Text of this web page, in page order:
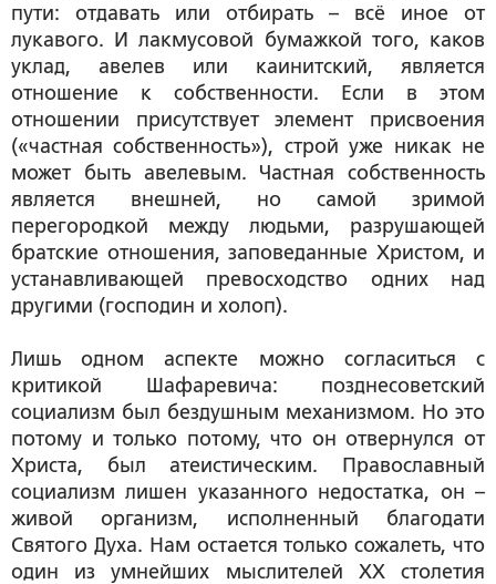
пути: отдавать или отбирать – всё иное от
лукавого. И лакмусовой бумажкой того, каков
уклад, авелев или каинитский, является
отношение к собственности. Если в этом
отношении присутствует элемент присвоения
(«частная собственность»), строй уже никак не
может быть авелевым. Частная собственность
является внешней, но самой зримой
перегородкой между людьми, разрушающей
братские отношения, заповеданные Христом, и
устанавливающей превосходство одних над
другими (господин и холоп).
Лишь одном аспекте можно согласиться с
критикой Шафаревича: позднесоветский
социализм был бездушным механизмом. Но это
потому и только потому, что он отвернулся от
Христа, был атеистическим. Православный
социализм лишен указанного недостатка, он –
живой организм, исполненный благодати
Святого Духа. Нам остается только сожалеть, что
один из умнейших мыслителей XX столетия